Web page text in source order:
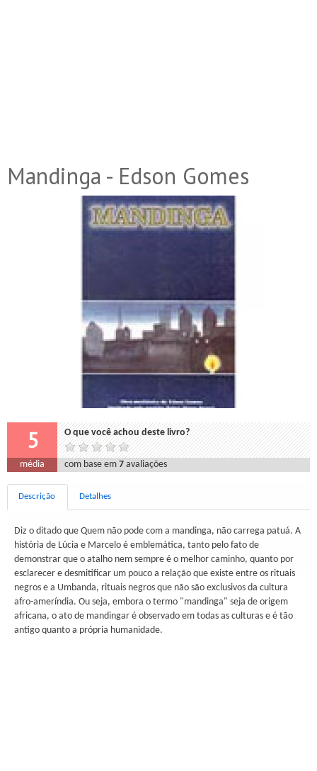
Mandinga - Edson Gomes
5 O que você achou deste livro?
média com base em7 avaliações
Descrição Detalhes
Diz o ditado que Quem não pode com a mandinga, não carrega patuá. A
história de Lúcia e Marcelo é emblemática, tanto pelo fato de
demonstrar que o atalho nem sempre é o melhor caminho, quanto por
esclarecer e desmitificar um pouco a relação que existe entre os rituais
negros e a Umbanda, rituais negros que não são exclusivos da cultura
afro-ameríndia. Ou seja, embora o termo "mandinga" seja de origem
africana, o ato de mandingar é observado em todas as culturas e é tão
antigo quanto a própria humanidade.